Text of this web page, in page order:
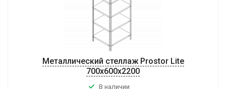
Металлический стеллаж Prostor Lite
700x600x2200
В наличии